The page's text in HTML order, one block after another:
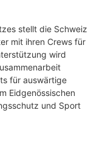
stellt die Schweiz
mit ihren Crews für
wird
für auswärtige
Eidgenössischen
und Sport